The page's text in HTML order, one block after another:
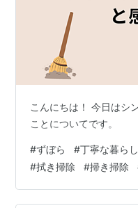
こんにちは！ 今日はシ
ことについてです。
#ずぼら #丁寧な暮らし
#拭き掃除 #掃き掃除